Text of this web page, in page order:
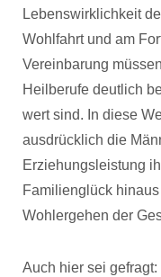
Lebenswirklichkeit
Wohlfahrt und am
Vereinbarung
Heilberufe deutlich
wert sind. In diese
ausdrücklich die
Erziehungsleistung
Familienglück
Wohlergehen der
Auch hier sei